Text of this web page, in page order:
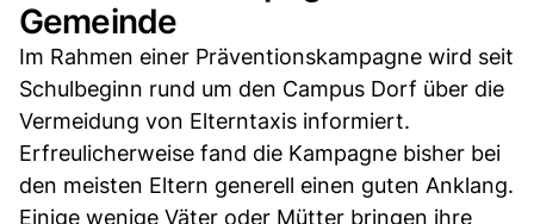
Gemeinde
Im Rahmen einer Präventionskampagne wird seit
Schulbeginn rund um den Campus Dorf über die
Vermeidung von Elterntaxis informiert.
Erfreulicherweise fand die Kampagne bisher bei
den meisten Eltern generell einen guten Anklang.
Einige wenige Väter oder Mütter bringen ihre